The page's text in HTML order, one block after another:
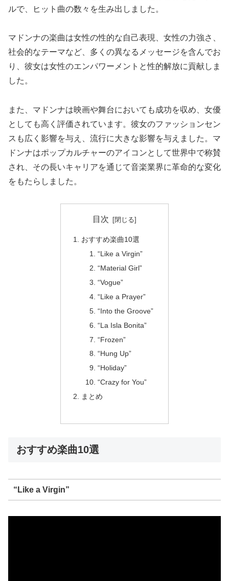
ルで、ヒット曲の数々を生み出しました。
マドンナの楽曲は女性の性的な自己表現、女性の力強さ、
社会的なテーマなど、多くの異なるメッセージを含んでお
り、彼女は女性のエンパワーメントと性的解放に貢献しま
した。
また、マドンナは映画や舞台においても成功を収め、女優
としても高く評価されています。彼女のファッションセン
スも広く影響を与え、流行に大きな影響を与えました。マ
ドンナはポップカルチャーのアイコンとして世界中で称賛
され、その長いキャリアを通じて音楽業界に革命的な変化
をもたらしました。
目次
おすすめ楽曲10選
“Like a Virgin”
“Material Girl”
“Vogue”
“Like a Prayer”
“Into the Groove”
“La Isla Bonita”
“Frozen”
“Hung Up”
“Holiday”
“Crazy for You”
まとめ
おすすめ楽曲10選
“Like a Virgin”